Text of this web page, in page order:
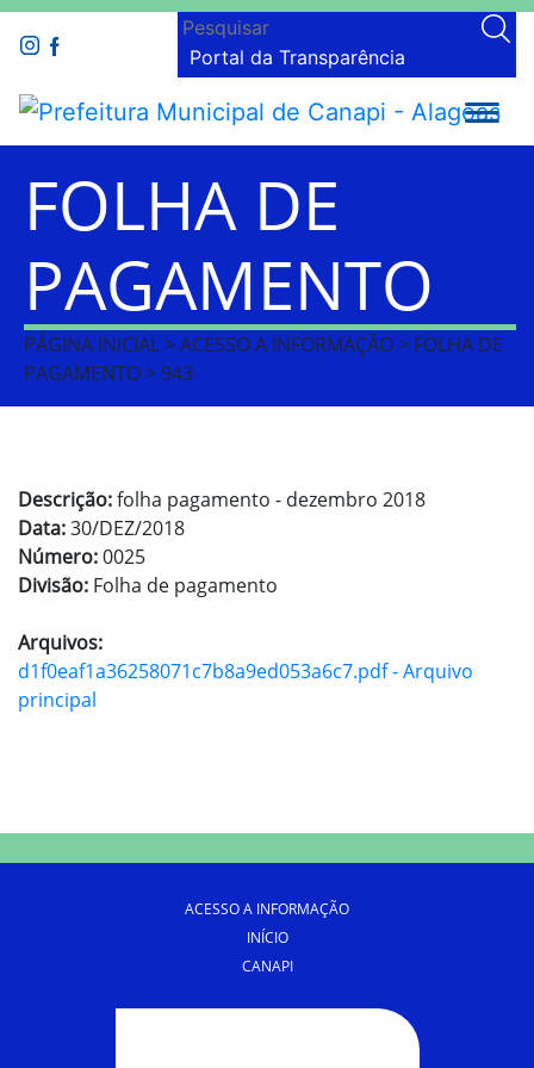
Portal da Transparência
FOLHA DE
PAGAMENTO
PÁGINA INICIAL > ACESSO A INFORMAÇÃO > FOLHA DE
PAGAMENTO > 943
Descrição:folha pagamento - dezembro 2018
Data:30/DEZ/2018
Número:0025
Divisão: Folha de pagamento
Arquivos:
d1f0eaf1a36258071c7b8a9ed053a6c7.pdf - Arquivo
principal
ACESSO A INFORMAÇÃO
INÍCIO
CANAPI